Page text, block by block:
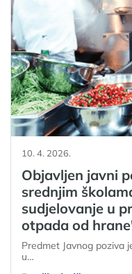
10. 4. 2026.
Objavljen javni
srednjim
sudjelovanje u
otpada od
Predmet Javnog poziva
u…